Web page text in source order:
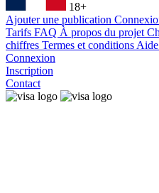
18+
Ajouter une publication
Tarifs FAQ À propos du projet
chiffres Termes et conditions Aide
Connexion
Inscription
Contact